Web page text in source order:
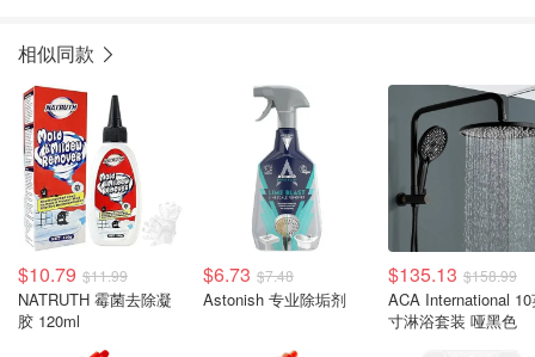
相似同款
$10.79 $11.99
NATRUTH 霉菌去除凝
胶 120ml
$6.73 $7.48
Astonish 专业除垢剂
$135.13 $158.99
ACA International
寸淋浴套装 哑黑色